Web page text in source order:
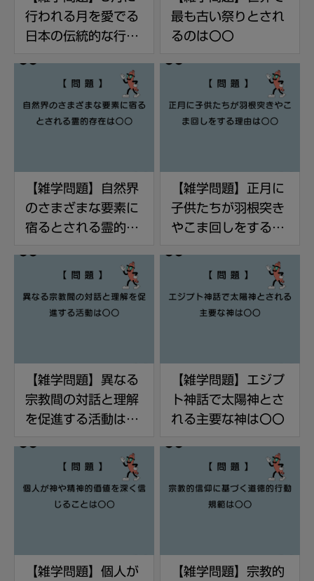
行われる月を愛でる
日本の伝統的な行事
最も古い祭りとされ
るのは〇〇
【雑学問題】自然界
のさまざまな要素に
宿るとされる霊的存
【雑学問題】正月に
子供たちが羽根突き
やこま回しをする理
【雑学問題】異なる
宗教間の対話と理解
を促進する活動は〇
【雑学問題】エジプ
ト神話で太陽神とさ
れる主要な神は〇〇
【雑学問題】個人が
【雑学問題】宗教的